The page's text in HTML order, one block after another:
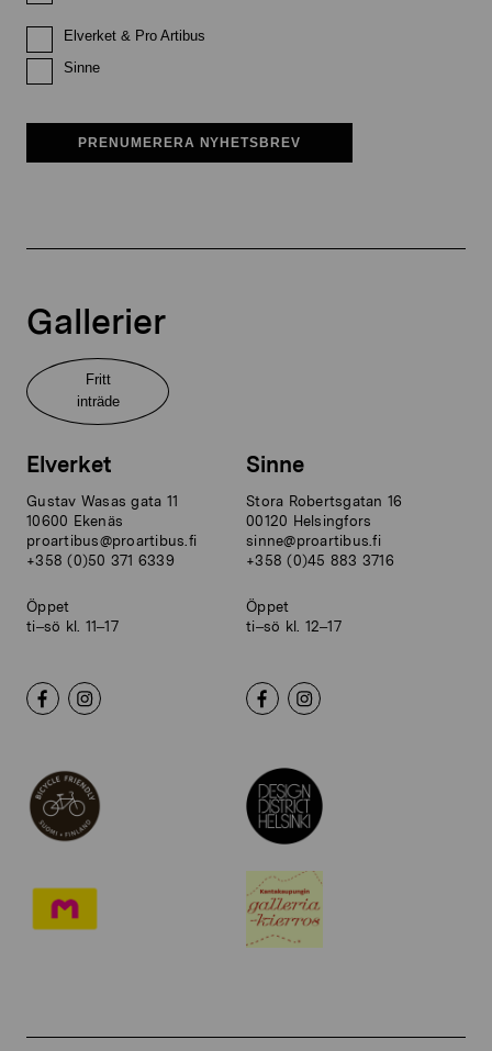
Elverket & Pro Artibus
Sinne
PRENUMERERA NYHETSBREV
Gallerier
Fritt
inträde
Elverket
Gustav Wasas gata 11
10600 Ekenäs
proartibus@proartibus.fi
+358 (0)50 371 6339
Öppet
ti–sö kl. 11–17
Sinne
Stora Robertsgatan 16
00120 Helsingfors
sinne@proartibus.fi
+358 (0)45 883 3716
Öppet
ti–sö kl. 12–17